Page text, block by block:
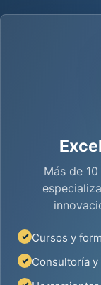
Más de
✓ Cursos y
✓ Consultoría